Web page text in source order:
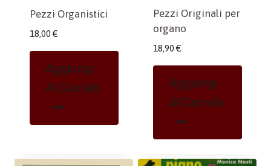
Pezzi Organistici
18,00 €
Aggiungi
Al Carrello
Pezzi Originali per
organo
18,90 €
Aggiungi
Al Carrello